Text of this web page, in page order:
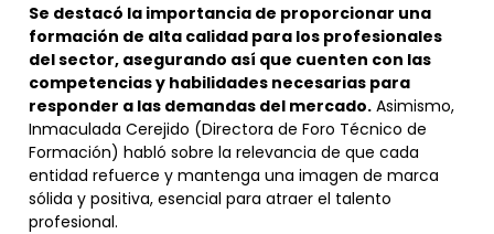
Se destacó la importancia de proporcionar una
formación de alta calidad para los profesionales
del sector, asegurando así que cuenten con las
competencias y habilidades necesarias para
responder a las demandas del mercado. Asimismo,
Inmaculada Cerejido (Directora de Foro Técnico de
Formación) habló sobre la relevancia de que cada
entidad refuerce y mantenga una imagen de marca
sólida y positiva, esencial para atraer el talento
profesional.